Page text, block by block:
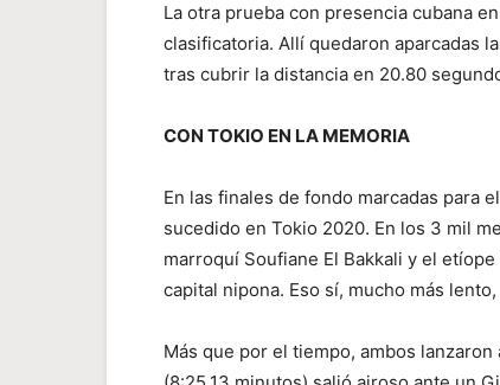
La otra prueba con presencia cubana
clasificatoria. Allí quedaron aparcadas
tras cubrir la distancia en 20.80
CON TOKIO EN LA MEMORIA
En las finales de fondo marcadas para
sucedido en Tokio 2020. En los 3 mil
marroquí Soufiane El Bakkali y el
capital nipona. Eso sí, mucho más
Más que por el tiempo, ambos